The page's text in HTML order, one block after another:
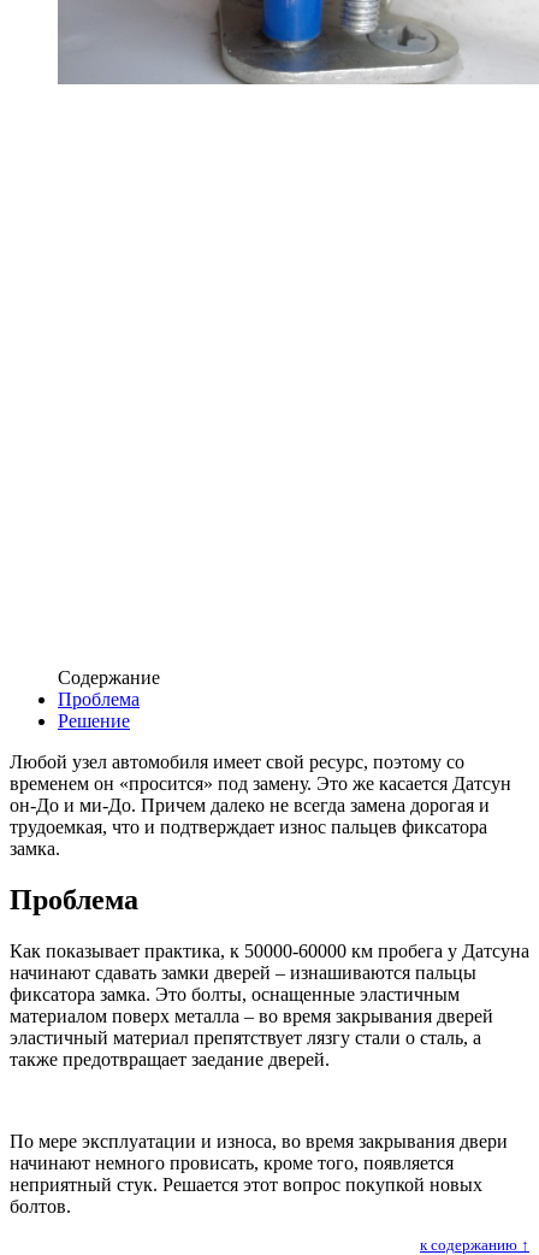
Содержание
Проблема
Решение
Любой узел автомобиля имеет свой ресурс, поэтому со
временем он «просится» под замену. Это же касается Датсун
он-До и ми-До. Причем далеко не всегда замена дорогая и
трудоемкая, что и подтверждает износ пальцев фиксатора
замка.
Проблема
Как показывает практика, к 50000-60000 км пробега у Датсуна
начинают сдавать замки дверей – изнашиваются пальцы
фиксатора замка. Это болты, оснащенные эластичным
материалом поверх металла – во время закрывания дверей
эластичный материал препятствует лязгу стали о сталь, а
также предотвращает заедание дверей.
По мере эксплуатации и износа, во время закрывания двери
начинают немного провисать, кроме того, появляется
неприятный стук. Решается этот вопрос покупкой новых
болтов.
к содержанию ↑